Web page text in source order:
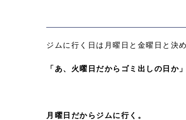
ジムに行く日は月曜日と金曜日と決
「あ、火曜日だからゴミ出しの日か」
月曜日だからジムに行く。